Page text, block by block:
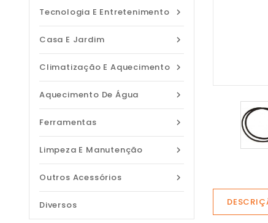

Tecnologia E Entretenimento

Casa E Jardim

Climatização E Aquecimento

Aquecimento De Água

Ferramentas

Limpeza E Manutenção

Outros Acessórios
Diversos